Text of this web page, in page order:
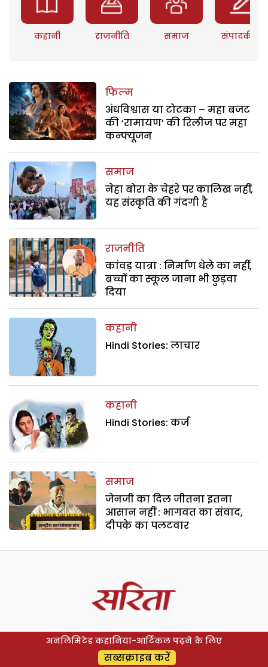
कहानी राजनीति समाज संपादकीय
फिल्म
अंधविश्वास या टोटका – महा बजट
की ‘रामायण’ की रिलीज पर महा
कन्फ्यूजन
समाज
नेहा बोरा के चेहरे पर कालिख नहीं,
यह संस्कृति की गंदगी है
राजनीति
कांवड़ यात्रा : निर्माण धेले का नहीं,
बच्चों का स्कूल जाना भी छुड़वा
दिया
कहानी
Hindi Stories: लाचार
कहानी
Hindi Stories: कर्ज
समाज
जेनजी का दिल जीतना इतना
आसान नहीं : भागवत का संवाद,
दीपके का पलटवार
अनलिमिटेड कहानियां-आर्टिकल पढ़ने के लिए
सब्सक्राइब करें